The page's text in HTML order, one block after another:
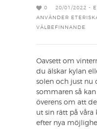
0 20/01/2022 -
ANVÄNDER
VÄLBEFINNANDE
Oavsett om
du älskar kylan
solen och just nu
sommaren så
överens om att
ut sin rätt på våra
efter nya